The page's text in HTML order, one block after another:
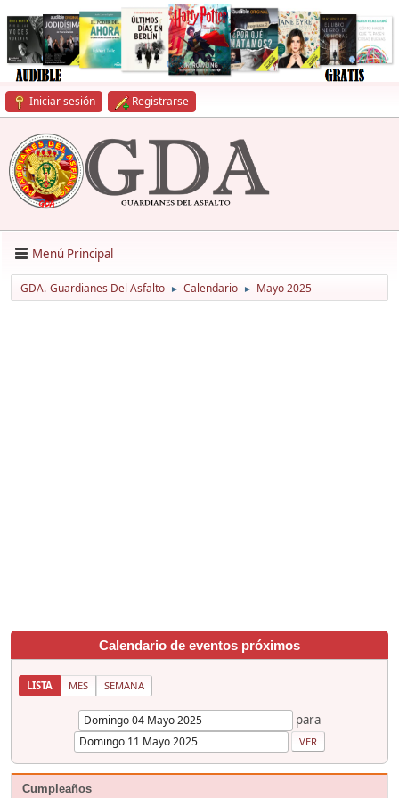
Iniciar sesión Registrarse
Menú Principal
GDA.-Guardianes Del Asfalto ► Calendario ► Mayo 2025
Calendario de eventos próximos
LISTA MES SEMANA
para
Cumpleaños